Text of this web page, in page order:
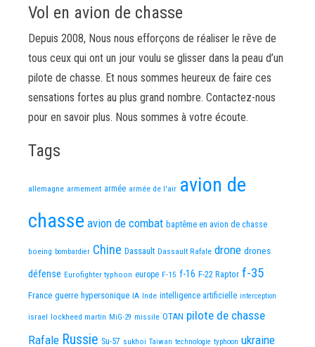
Vol en avion de chasse
Depuis 2008, Nous nous efforçons de réaliser le rêve de
tous ceux qui ont un jour voulu se glisser dans la peau d’un
pilote de chasse. Et nous sommes heureux de faire ces
sensations fortes au plus grand nombre. Contactez-nous
pour en savoir plus. Nous sommes à votre écoute.
Tags
allemagne armement armée armée de l'air avion de
chasse avion de combat baptême en avion de chasse
boeing bombardier Chine Dassault Dassault Rafale drone drones
défense Eurofighter typhoon europe F-15 f-16 F-22 Raptor f-35
France guerre hypersonique IA Inde intelligence artificielle interception
israel lockheed martin MiG-29 missile OTAN pilote de chasse
Rafale Russie Su-57 sukhoi Taiwan technologie typhoon ukraine